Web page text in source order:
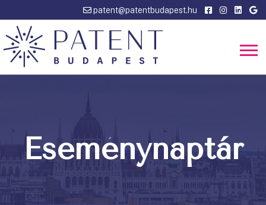
patent@patentbudapest.hu
Eseménynaptár